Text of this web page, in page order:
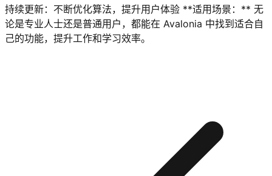
持续更新：不断优化算法，提升用户体验 **适用场景：** 无
论是专业人士还是普通用户，都能在 Avalonia 中找到适合自
己的功能，提升工作和学习效率。